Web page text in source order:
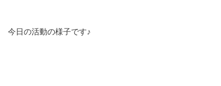
今日の活動の様子です♪